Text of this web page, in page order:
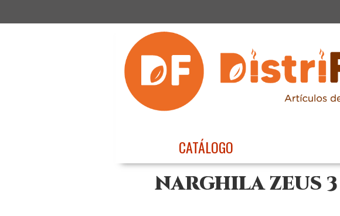
CATÁLOGO
NARGHILA ZEUS